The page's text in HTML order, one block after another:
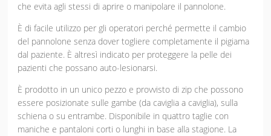
che evita agli stessi di aprire o manipolare il pannolone.
È di facile utilizzo per gli operatori perché permette il cambio
del pannolone senza dover togliere completamente il pigiama
dal paziente. È altresì indicato per proteggere la pelle dei
pazienti che possano auto-lesionarsi.
È prodotto in un unico pezzo e provvisto di zip che possono
essere posizionate sulle gambe (da caviglia a caviglia), sulla
schiena o su entrambe. Disponibile in quattro taglie con
maniche e pantaloni corti o lunghi in base alla stagione. La